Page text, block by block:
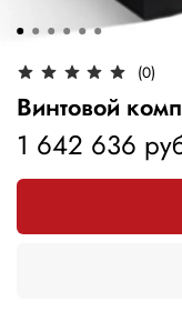
(0)
Винтовой
1 642 636